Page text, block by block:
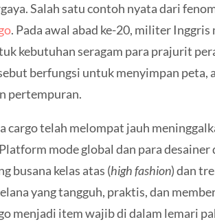
Salah satu contoh nyata dari
. Pada awal abad ke-20, militer Inggris
kebutuhan seragam para prajurit
berfungsi untuk menyimpan peta,
pertempuran.
cargo telah melompat jauh
mode global dan para
busana kelas atas (high fashion) dan
yang tangguh, praktis, dan
menjadi item wajib di dalam lemari